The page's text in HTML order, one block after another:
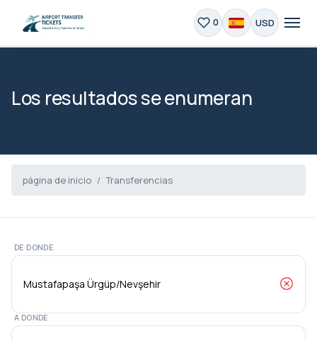
0 USD
Los resultados se enumeran
página de inicio Transferencias
DE DONDE
A DONDE